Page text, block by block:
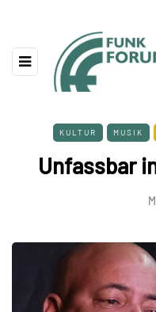
KULTUR MUSIK
Unfassbar